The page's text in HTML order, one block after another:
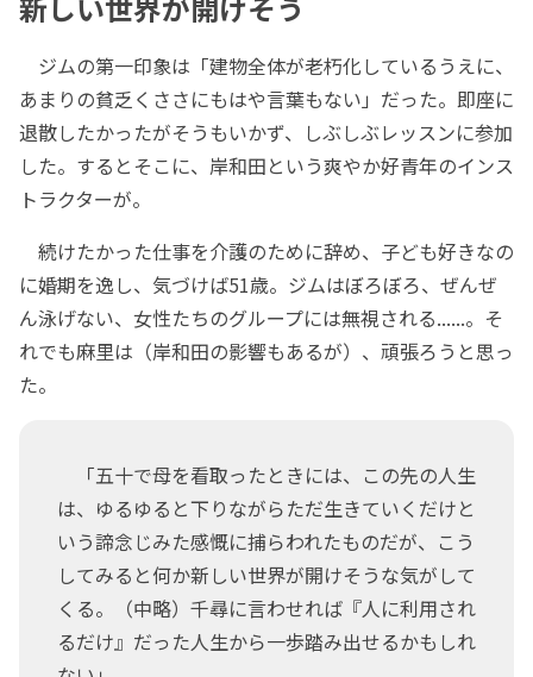
ジムの第一印象は「建物全体が老朽化しているうえに、
あまりの貧乏くささにもはや言葉もない」だった。即座に
退散したかったがそうもいかず、しぶしぶレッスンに参加
した。するとそこに、岸和田という爽やか好青年のインス
トラクターが。
続けたかった仕事を介護のために辞め、子ども好きなの
に婚期を逸し、気づけば51歳。ジムはぼろぼろ、ぜんぜ
ん泳げない、女性たちのグループには無視される......。そ
れでも麻里は（岸和田の影響もあるが）、頑張ろうと思っ
た。
「五十で母を看取ったときには、この先の人生
は、ゆるゆると下りながらただ生きていくだけと
いう諦念じみた感慨に捕らわれたものだが、こう
してみると何か新しい世界が開けそうな気がして
くる。（中略）千尋に言わせれば『人に利用され
るだけ』だった人生から一歩踏み出せるかもしれ